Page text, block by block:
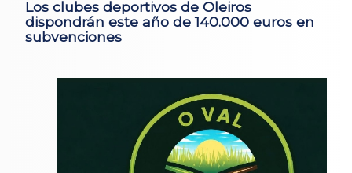
Los clubes deportivos de Oleiros
dispondrán este año de 140.000 euros en
subvenciones